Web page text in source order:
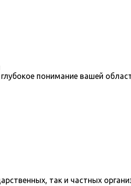
понимание вашей
так и частных